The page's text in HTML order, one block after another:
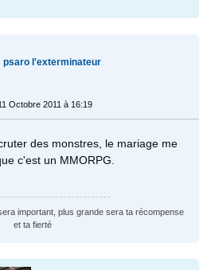
psaro l'exterminateur
Octobre 2011 à 16:19
des monstres, le mariage me
c'est un MMORPG.
important, plus grande sera ta récompense
et ta fierté